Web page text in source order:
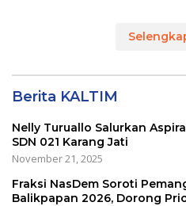
Berita KALTIM
Nelly Turuallo Salurkan
SDN 021 Karang Jati
November 21, 2025
Fraksi NasDem Soroti
Balikpapan 2026, Dorong